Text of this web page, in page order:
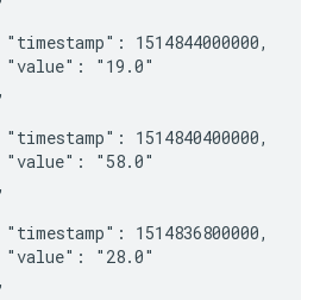
1514844000000,
"value": "19.0"
1514840400000,
"value": "58.0"
1514836800000,
"value": "28.0"